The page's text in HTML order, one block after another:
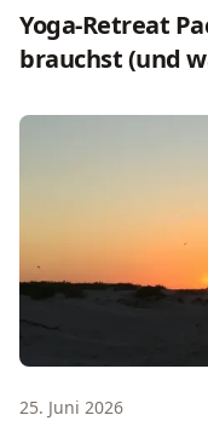
Yoga-Retreat
brauchst (und
Yoga-Urlaub am
25. Juni 2026